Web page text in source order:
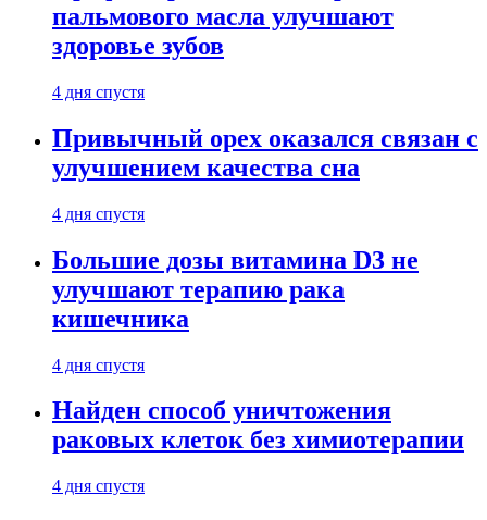
пальмового масла улучшают
здоровье зубов
4 дня спустя
Привычный орех оказался связан с
улучшением качества сна
4 дня спустя
Большие дозы витамина D3 не
улучшают терапию рака
кишечника
4 дня спустя
Найден способ уничтожения
раковых клеток без химиотерапии
4 дня спустя